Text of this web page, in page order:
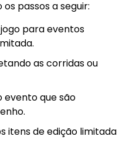
passos a seguir:
para eventos
as corridas ou
evento que são
itens de edição limitada